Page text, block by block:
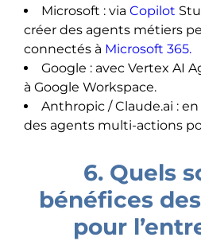
Microsoft : via Copilot
créer des agents métiers
connectés à Microsoft 365.
Google : avec Vertex AI
à Google Workspace.
Anthropic / Claude.ai :
des agents multi-actions
6. Quels
bénéfices
pour